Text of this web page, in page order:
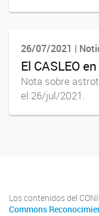
26/07/2021 |
El CASLEO
Nota sobre
el 26/jul/2021.
Los contenidos del
Commons